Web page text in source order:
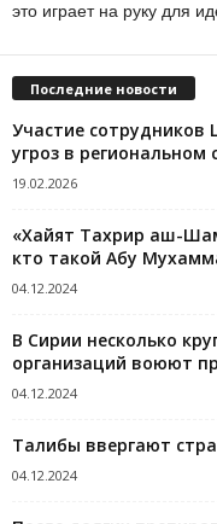
это играет на руку для
Последние новости
Участие сотрудников
угроз в
19.02.2026
«Хайят Тахрир аш-
кто такой Абу
04.12.2024
В Сирии несколько
организаций воюют
04.12.2024
Талибы ввергают
04.12.2024